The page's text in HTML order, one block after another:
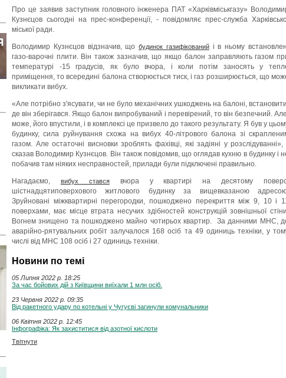
Про це заявив заступник головного інженера ПАТ «Харківміськгазу»
Кузнєцов сьогодні на прес-конференції, - повідомляє прес-служба
міської ради.
Володимир Кузнєцов відзначив, щобудинок газифікованийі в ньому
газо-варочні плити. Він також зазначив, що якщо балон заправляють газом
температурі -15 градусів, як було вчора, і коли потім заносять у
приміщення, то всередині балона створюється тиск, і газ розширюється, що
викликати вибух.
«Але потрібно з'ясувати, чи не було механічних ушкоджень на балоні,
де він зберігався. Якщо балон випробуваний і перевірений, то він безпечний.
може, його впустили, і в комплексі це призвело до такого результату. Я був у
будинку, сила руйнування схожа на вибух 40-літрового балона зі
газом. Але остаточні висновки зроблять фахівці, які задіяні у розслідуванні»,
сказав Володимир Кузнєцов. Він також повідомив, що оглядав кухню в будинку і
побачив там ніяких несправностей, прилади були підключені правильно.
Нагадаємо, вибух ставсявчора у квартирі на десятому
шістнадцятиповерхового житлового будинку за вищевказаною
Зруйновані міжквартирні перегородки, пошкоджено перекриття між 9, 10 і
поверхами, має місце втрата несучих здібностей конструкцій зовнішньої
Вогнем знищено та пошкоджено майно чотирьох квартир. За данними МНС,
аварійно-рятувальних робіт залучалося 168 осіб та 49 одиниць техніки, у
числі від МНС 108 осіб і 27 одиниць техніки.
Новини по темі
05 Липня 2022 p. 18:25
За час бойових дій з Київщини виїхали 1 млн осіб.
23 Червня 2022 p. 09:35
Від ракетного удару по котельні у Чугуєві загинули комунальники
06 Квітня 2022 p. 12:45
Інфографіка: Як захиститися від азотної кислоти
Твітнути